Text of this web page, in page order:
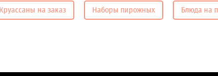
Круассаны на заказ Наборы пирожных Блюда на